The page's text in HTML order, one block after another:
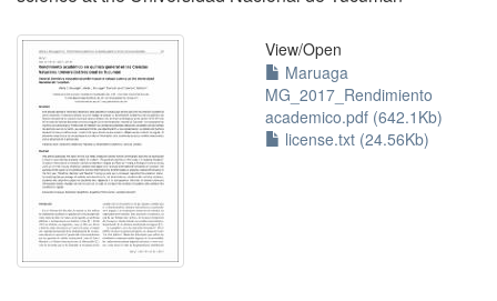
View/Open
Maruaga
MG_2017_Rendimiento
academico.pdf (642.1Kb)
license.txt (24.56Kb)